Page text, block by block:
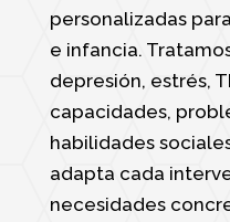
personalizadas
e infancia.
depresión, estrés,
capacidades,
habilidades
adapta cada
necesidades